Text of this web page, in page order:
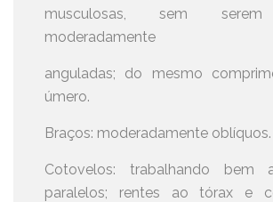
musculosas, sem serem
moderadamente
anguladas; do mesmo
úmero.
Braços: moderadamente oblíquos.
Cotovelos: trabalhando bem
paralelos; rentes ao tórax e